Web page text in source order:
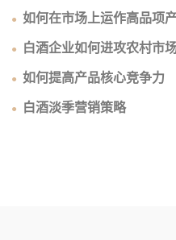
如何在市场上运作高品项
白酒企业如何进攻农村市
如何提高产品核心竞争力
白酒淡季营销策略